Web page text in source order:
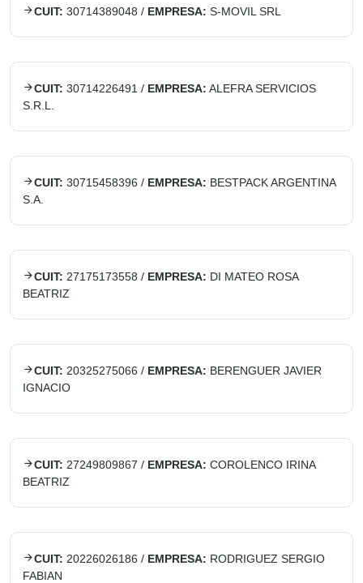
CUIT: 30714389048 / EMPRESA: S-MOVIL SRL
CUIT: 30714226491 / EMPRESA: ALEFRA SERVICIOS
S.R.L.
CUIT: 30715458396 / EMPRESA: BESTPACK ARGENTINA
S.A.
CUIT: 27175173558 / EMPRESA: DI MATEO ROSA
BEATRIZ
CUIT: 20325275066 / EMPRESA: BERENGUER JAVIER
IGNACIO
CUIT: 27249809867 / EMPRESA: COROLENCO IRINA
BEATRIZ
CUIT: 20226026186 / EMPRESA: RODRIGUEZ SERGIO
FABIAN